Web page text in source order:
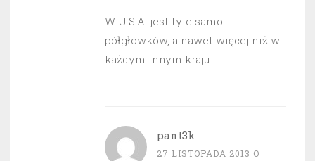
W U.S.A. jest tyle samo
półgłówków, a nawet więcej niż w
każdym innym kraju.
pant3k
27 LISTOPADA 2013 O